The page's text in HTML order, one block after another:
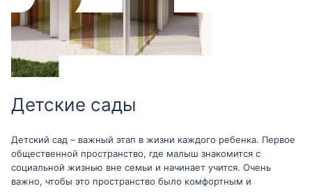
Детские сады
Детский сад – важный этап в жизни каждого ребенка. Первое
общественной пространство, где малыш знакомится с
социальной жизнью вне семьи и начинает учится. Очень
важно, чтобы это пространство было комфортным и